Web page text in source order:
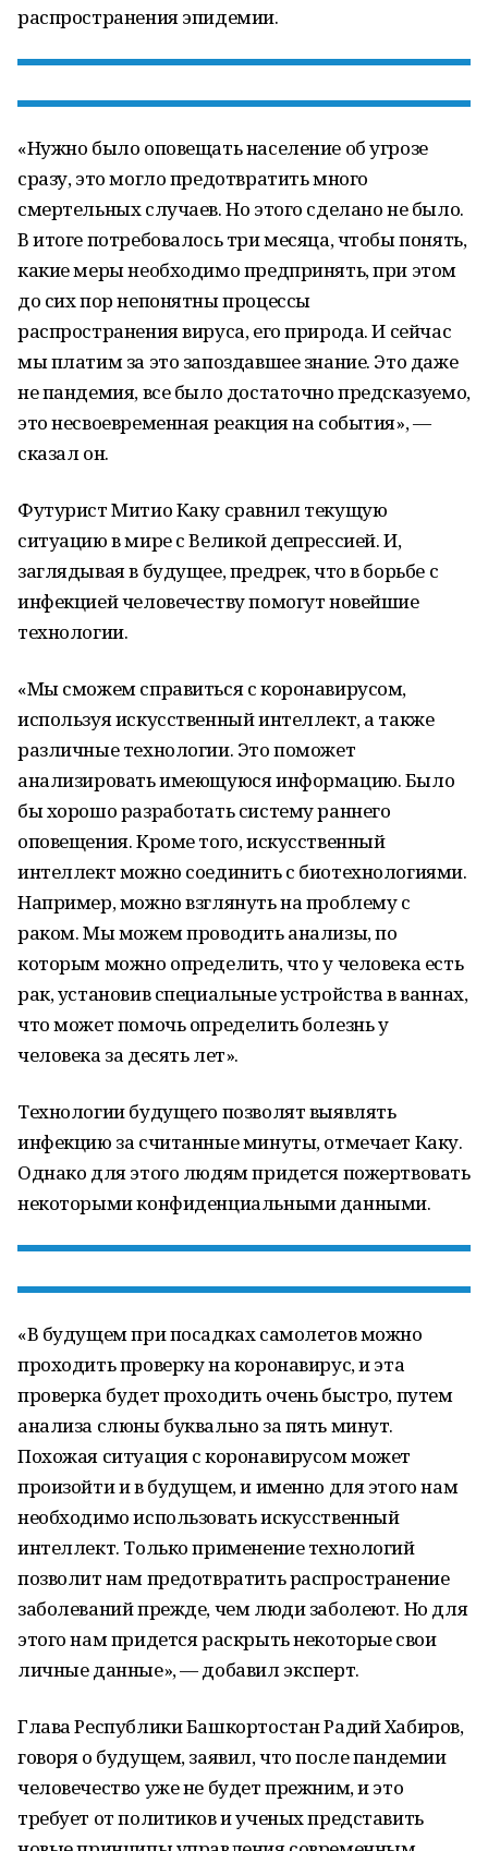
распространения эпидемии.
«Нужно было оповещать население об угрозе
сразу, это могло предотвратить много
смертельных случаев. Но этого сделано не было.
В итоге потребовалось три месяца, чтобы понять,
какие меры необходимо предпринять, при этом
до сих пор непонятны процессы
распространения вируса, его природа. И сейчас
мы платим за это запоздавшее знание. Это даже
не пандемия, все было достаточно предсказуемо,
это несвоевременная реакция на события», —
сказал он.
Футурист Митио Каку сравнил текущую
ситуацию в мире с Великой депрессией. И,
заглядывая в будущее, предрек, что в борьбе с
инфекцией человечеству помогут новейшие
технологии.
«Мы сможем справиться с коронавирусом,
используя искусственный интеллект, а также
различные технологии. Это поможет
анализировать имеющуюся информацию. Было
бы хорошо разработать систему раннего
оповещения. Кроме того, искусственный
интеллект можно соединить с биотехнологиями.
Например, можно взглянуть на проблему с
раком. Мы можем проводить анализы, по
которым можно определить, что у человека есть
рак, установив специальные устройства в ваннах,
что может помочь определить болезнь у
человека за десять лет».
Технологии будущего позволят выявлять
инфекцию за считанные минуты, отмечает Каку.
Однако для этого людям придется пожертвовать
некоторыми конфиденциальными данными.
«В будущем при посадках самолетов можно
проходить проверку на коронавирус, и эта
проверка будет проходить очень быстро, путем
анализа слюны буквально за пять минут.
Похожая ситуация с коронавирусом может
произойти и в будущем, и именно для этого нам
необходимо использовать искусственный
интеллект. Только применение технологий
позволит нам предотвратить распространение
заболеваний прежде, чем люди заболеют. Но для
этого нам придется раскрыть некоторые свои
личные данные», — добавил эксперт.
Глава Республики Башкортостан Радий Хабиров,
говоря о будущем, заявил, что после пандемии
человечество уже не будет прежним, и это
требует от политиков и ученых представить